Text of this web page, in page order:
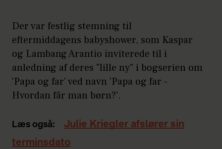
Der var festlig stemning til
eftermiddagens babyshower, som Kaspar
og Lambang Arantio inviterede til i
anledning af deres "lille ny" i bogserien om
'Papa og far' ved navn 'Papa og far -
Hvordan får man børn?'.
Læs også:
Julie Kriegler afslører sin
terminsdato